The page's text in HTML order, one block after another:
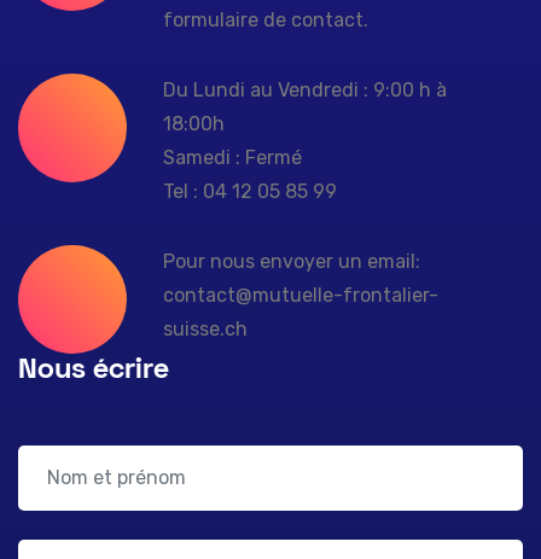
formulaire de contact.
Du Lundi au Vendredi : 9:00 h à
18:00h
Samedi : Fermé
Tel : 04 12 05 85 99
Pour nous envoyer un email:
contact@mutuelle-frontalier-
suisse.ch
Nous écrire